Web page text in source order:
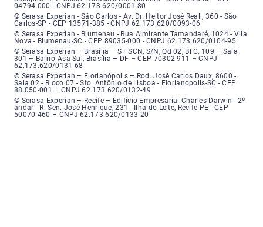
04794-000 - CNPJ 62.173.620/0001-80
Serasa Experian - São Carlos - Endereço: Avenida Doutor Heitor José
© Serasa Experian - São Carlos - Av. Dr. Heitor José Reali, 360 - São
Carlos-SP - CEP 13571-385 - CNPJ 62.173.620/0093-06
Serasa Experian - Blumenau - Endereço: Rua Almirante Tamandaré,
© Serasa Experian - Blumenau - Rua Almirante Tamandaré, 1024 - Vila
Nova - Blumenau-SC - CEP 89035-000 - CNPJ 62.173.620/0104-95
Serasa Experian - Brasília, Endereço: Setor Comercial Norte, sem
© Serasa Experian – Brasília – ST SCN, S/N, Qd 02, Bl C, 109 – Sala
301 – Bairro Asa Sul, Brasília – DF – CEP 70302-911 – CNPJ
62.173.620/0131-68
Serasa Experian - Florianópolis, Endereço: Rodovia José Carlos, número
© Serasa Experian – Florianópolis – Rod. José Carlos Daux, 8600 -
Sala 02 - Bloco 07 - Sto. Antônio de Lisboa - Florianópolis-SC - CEP
88.050-001 – CNPJ 62.173.620/0132-49
Serasa Experian - Recife, Endereço: Edifício Empresarial Charles Darwin,
© Serasa Experian – Recife – Edifício Empresarial Charles Darwin - 2º
andar - R. Sen. José Henrique, 231 - Ilha do Leite, Recife-PE - CEP
50070-460 – CNPJ 62.173.620/0133-20